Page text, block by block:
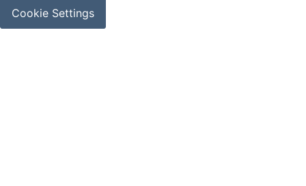
Cookie Settings